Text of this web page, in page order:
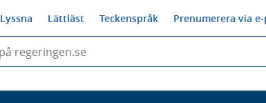
Lyssna Lättläst Teckenspråk Prenumerera via